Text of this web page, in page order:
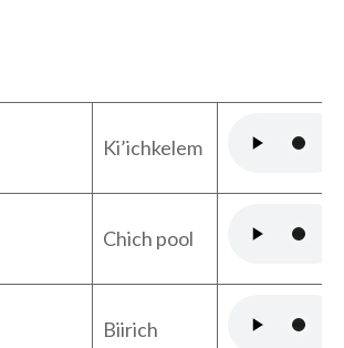
Ki’ichkelem
Chich pool
Biirich